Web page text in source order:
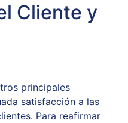
Cliente y
principales
satisfacción a las
Para reafirmar